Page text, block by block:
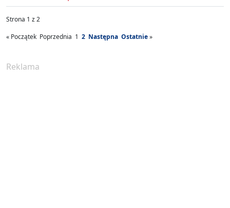
Strona 1 z 2
« Początek Poprzednia 1 2 Następna Ostatnie»
Reklama